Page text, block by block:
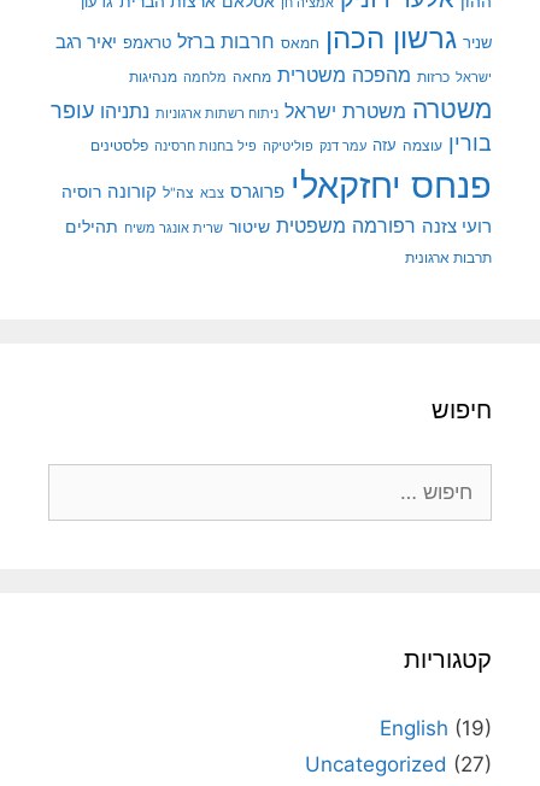
שניר גרשון הכהן חמאס חרבות ברזל טראמפ יאיר רגב
ישראל כרזות מהפכה משטרית מחאה מלחמה מנהיגות
משטרה משטרת ישראל ניתוח רשתות ארגוניות נתניהו עופר
בורין עוצמה עזה עמר דנק פוליטיקה פיל בחנות חרסינה פלסטינים
פנחס יחזקאלי פרוגרס צבא צה"ל קורונה רוסיה
רועי צזנה רפורמה משפטית שיטור שרית אונגר משיח תהילים
תרבות ארגונית
חיפוש
קטגוריות
English (19)
Uncategorized (27)